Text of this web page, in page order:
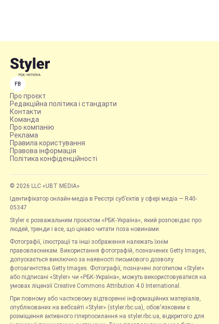
FB
Про проєкт
Редакційна політика і стандарти
Контакти
Команда
Про компанію
Реклама
Правила користування
Правова інформація
Політика конфіденційності
© 2026 LLC «UBT MEDIA»
Ідентифікатор онлайн-медіа в Реєстрі суб’єктів у сфері медіа — R40-
05347
Styler є розважальним проєктом «РБК-Україна», який розповідає про
людей, тренди і все, що цікаво читати поза новинами.
Фотографії, ілюстрації та інші зображення належать їхнім
правовласникам. Використання фотографій, позначених Getty Images,
допускається виключно за наявності письмового дозволу
фотоагентства Getty Images. Фотографії, позначені логотипом «Styler»
або підписані «Styler» чи «РБК-Україна», можуть використовуватися на
умовах ліцензії Creative Commons Attribution 4.0 International.
При повному або частковому відтворенні інформаційних матеріалів,
опублікованих на вебсайті «Styler» (styler.rbc.ua), обов'язковим є
розміщення активного гіперпосилання на styler.rbc.ua, відкритого для